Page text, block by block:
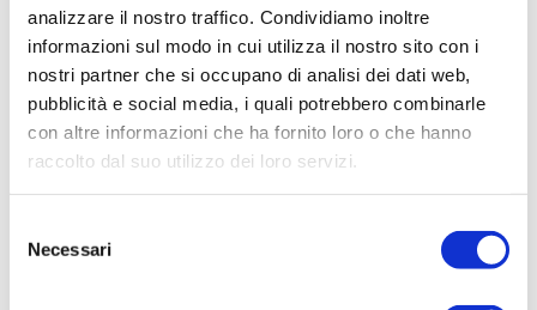
analizzare il nostro traffico. Condividiamo inoltre
informazioni sul modo in cui utilizza il nostro sito con i
nostri partner che si occupano di analisi dei dati web,
pubblicità e social media, i quali potrebbero combinarle
con altre informazioni che ha fornito loro o che hanno
raccolto dal suo utilizzo dei loro servizi.
delNecessari
ACQUISTA PRODOTTO
BELLAGIO | TURQUOISE EAU DE
PARFUM